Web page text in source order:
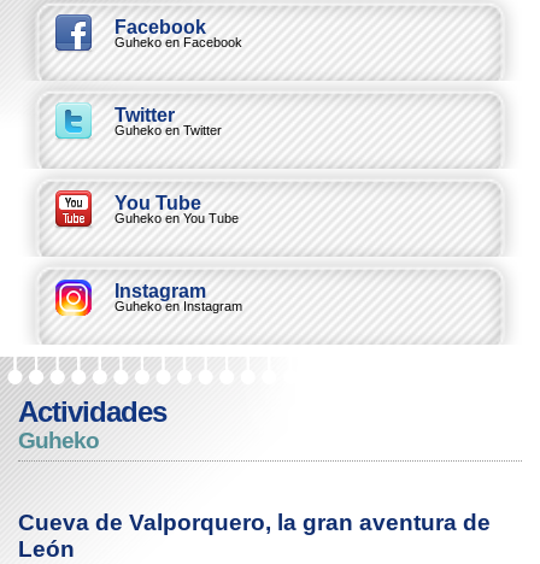
Facebook
Guheko en Facebook
Twitter
Guheko en Twitter
You Tube
Guheko en You Tube
Instagram
Guheko en Instagram
Actividades
Guheko
Cueva de Valporquero, la gran aventura de
León